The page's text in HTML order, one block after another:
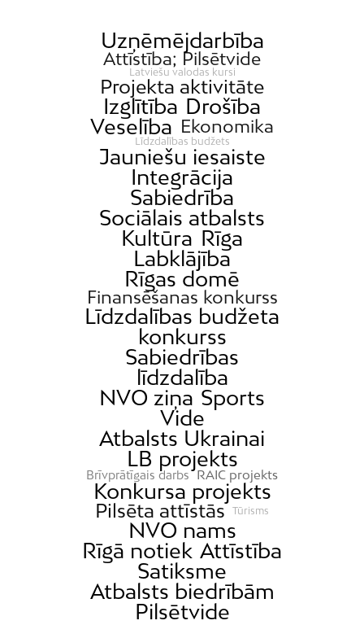
Uzņēmējdarbība
Attīstība; Pilsētvide
Latviešu valodas kursi
Projekta aktivitāte
Izglītība Drošība
Veselība Ekonomika
Līdzdalības budžets
Jauniešu iesaiste
Integrācija
Sabiedrība
Sociālais atbalsts
Kultūra Rīga
Labklājība
Rīgas domē
Finansēšanas konkurss
Līdzdalības budžeta
konkurss
Sabiedrības
līdzdalība
NVO ziņa Sports
Vide
Atbalsts Ukrainai
LB projekts
Brīvprātīgais darbs RAIC projekts
Konkursa projekts
Pilsēta attīstās Tūrisms
NVO nams
Rīgā notiek Attīstība
Satiksme
Atbalsts biedrībām
Pilsētvide